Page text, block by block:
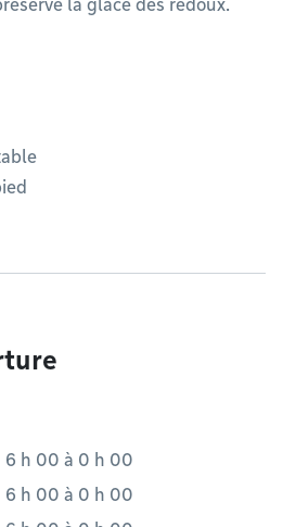
la glace des redoux.
6 h 00 à 0 h 00
6 h 00 à 0 h 00